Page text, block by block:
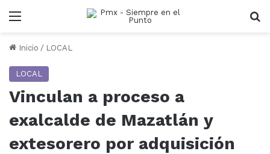
Menu
Inicio / LOCAL
LOCAL
Vinculan a proceso a
exalcalde de Mazatlán y
extesorero por adquisición